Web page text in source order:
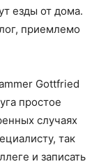
езды от дома.
приемлемо
Gottfried
простое
случаях
так
и записать